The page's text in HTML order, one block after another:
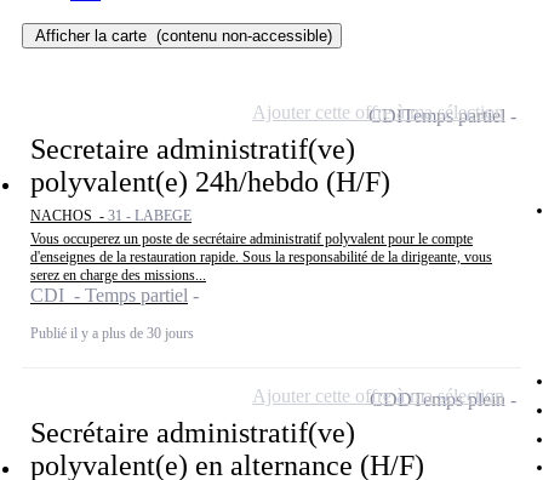
Afficher la carte (contenu non-accessible)
Secretaire administratif(ve)
polyvalent(e) 24h/hebdo (H/F)
NACHOS - 31 - LABEGE
Vous occuperez un poste de secrétaire administratif polyvalent pour le compte
d'enseignes de la restauration rapide. Sous la responsabilité de la dirigeante, vous
serez en charge des missions...
CDI - Temps partiel
Publié il y a plus de 30 jours
CDITemps partiel
Ajouter cette offre à ma sélection
Secrétaire administratif(ve)
polyvalent(e) en alternance (H/F)
CDDTemps plein
Ajouter cette offre à ma sélection